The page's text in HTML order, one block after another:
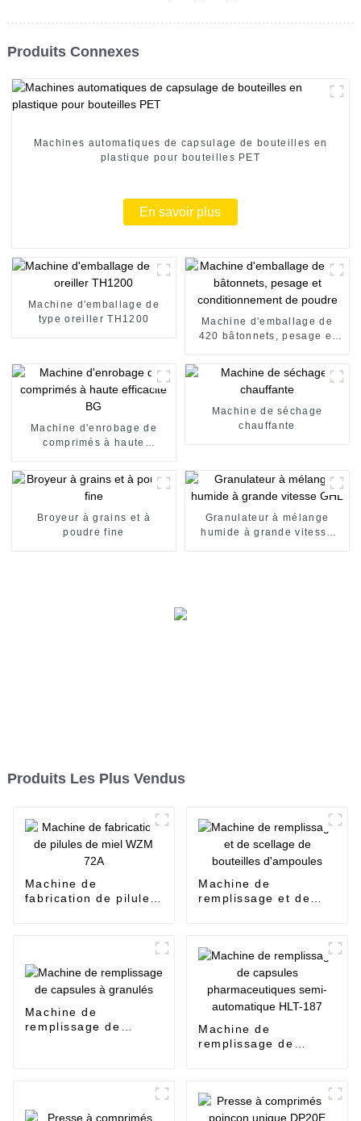
Produits Connexes
Machines automatiques de capsulage de bouteilles en
plastique pour bouteilles PET
En savoir plus
Machine d'emballage de
type oreiller TH1200
Machine d'emballage de
420 bâtonnets, pesage et
Machine d'enrobage de
comprimés à haute
Machine de séchage
chauffante
Broyeur à grains et à
poudre fine
Granulateur à mélange
humide à grande vitesse
Produits Les Plus Vendus
Machine de
fabrication de pilules
Machine de
remplissage et de
Machine de
remplissage de
Machine de
remplissage de
HLT-187